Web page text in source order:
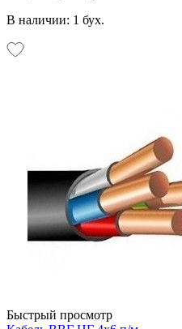
В наличии: 1 бух.
Быстрый просмотр